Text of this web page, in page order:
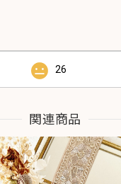
26
関連商品